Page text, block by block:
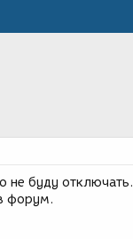
не буду отключать.
форум.